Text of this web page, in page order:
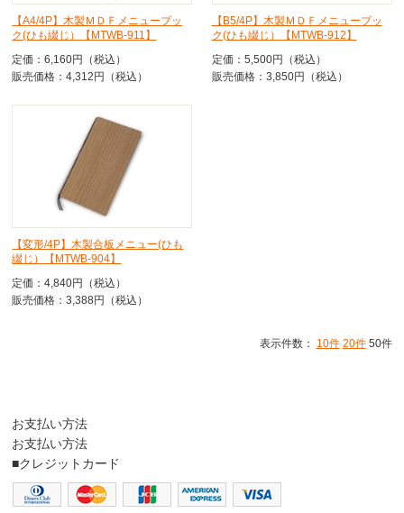
【A4/4P】木製ＭＤＦメニューブッ
ク(ひも綴じ）【MTWB-911】
定価：6,160円（税込）
販売価格：4,312円（税込）
【B5/4P】木製ＭＤＦメニューブッ
ク(ひも綴じ）【MTWB-912】
定価：5,500円（税込）
販売価格：3,850円（税込）
【変形/4P】木製合板メニュー(ひも
綴じ）【MTWB-904】
定価：4,840円（税込）
販売価格：3,388円（税込）
表示件数： 10件 20件50件
お支払い方法
お支払い方法
■クレジットカード